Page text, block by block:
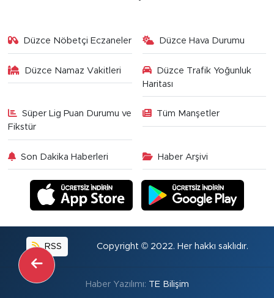
Düzce Nöbetçi Eczaneler Düzce Hava Durumu
Düzce Namaz Vakitleri
Düzce Trafik Yoğunluk
Haritası
Süper Lig Puan Durumu ve
Fikstür
Tüm Manşetler
Son Dakika Haberleri Haber Arşivi
RSS Copyright © 2022. Her hakkı saklıdır.
Haber Yazılımı: TE Bilişim